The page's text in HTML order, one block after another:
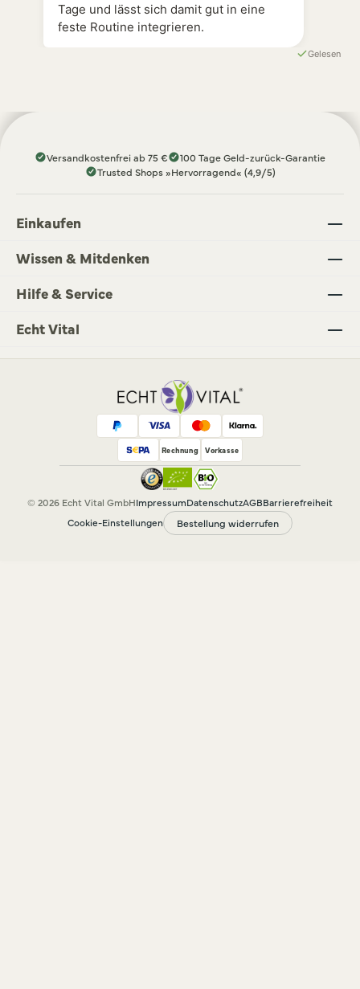
Tage und lässt sich damit gut in eine
feste Routine integrieren.
Gelesen
Versandkostenfrei ab 75 €
100 Tage Geld-zurück-Garantie
Trusted Shops »Hervorragend« (4,9/5)
Einkaufen
Wissen & Mitdenken
Hilfe & Service
Echt Vital
Rechnung Vorkasse
© 2026 Echt Vital GmbHImpressumDatenschutzAGBBarrierefreiheit
Cookie-Einstellungen
Bestellung widerrufen